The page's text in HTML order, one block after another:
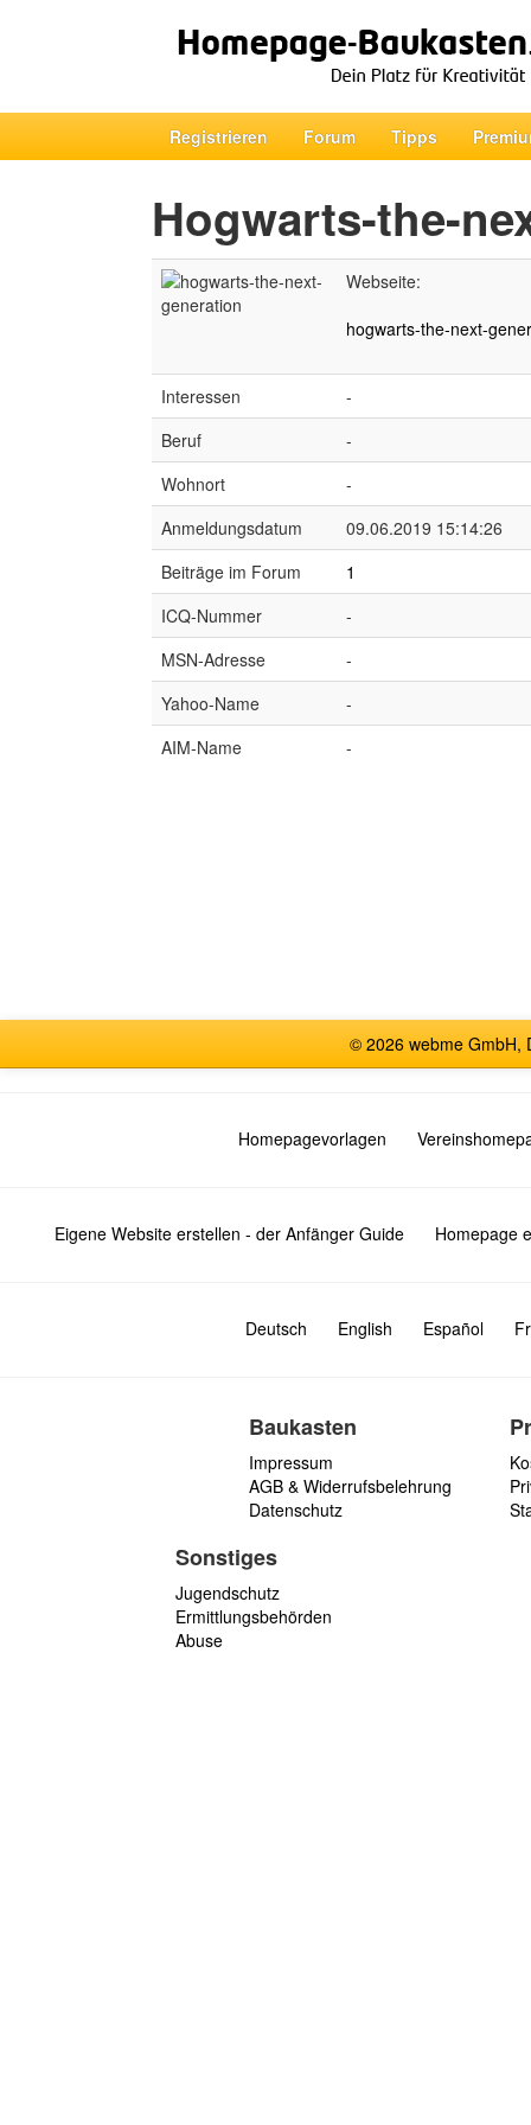
Registrieren Forum Tipps
Hogwarts-the-
Webseite:
hogwarts-the-next-
Interessen
-
Beruf
-
Wohnort
-
Anmeldungsdatum
09.06.2019 15:14:26
Beiträge im Forum
1
ICQ-Nummer
-
MSN-Adresse
-
Yahoo-Name
-
AIM-Name
-
© 2026 webme GmbH,
Homepagevorlagen
Eigene Website erstellen - der Anfänger Guide Homepage
Deutsch English Español
Baukasten
Impressum
AGB & Widerrufsbelehrung
Datenschutz
Sonstiges
Jugendschutz
Ermittlungsbehörden
Abuse